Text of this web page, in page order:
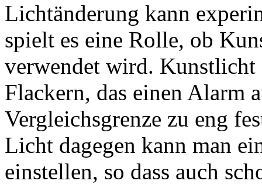
Lichtänderung kann
spielt es eine Rolle, ob
verwendet wird. Kunstlicht
Flackern, das einen Alarm
Vergleichsgrenze zu eng
Licht dagegen kann man
einstellen, so dass auch